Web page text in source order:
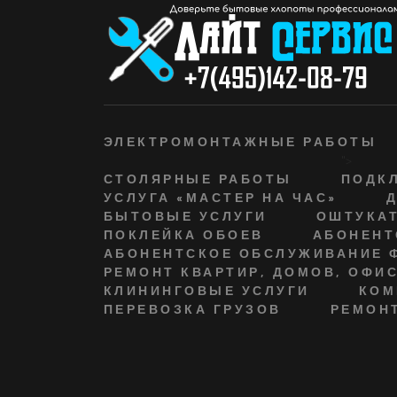
ЭЛЕКТРОМОНТАЖНЫЕ РАБОТЫ
СТОЛЯРНЫЕ РАБОТЫ
УСЛУГА «МАСТЕР НА ЧАС»
БЫТОВЫЕ УСЛУГИ
ПОКЛЕЙКА ОБОЕВ
АБОНЕНТСКОЕ ОБСЛУЖИВАНИЕ
РЕМОНТ КВАРТИР, ДОМОВ,
КЛИНИНГОВЫЕ УСЛУГИ
ПЕРЕВОЗКА ГРУЗОВ